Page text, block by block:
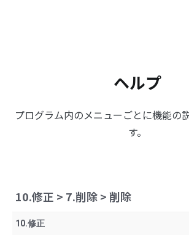
ヘルプ
プログラム内のメニューごとに機能の
す。
10.修正 > 7.削除 > 削除
10.修正